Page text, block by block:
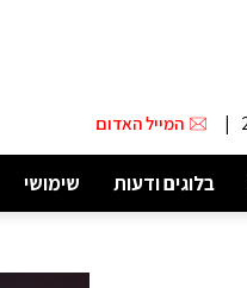
| המייל האדום
בלוגים ודעות שימושי